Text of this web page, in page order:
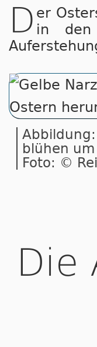
D er
in den
Abbildung:
blühen
Foto: ©
Die